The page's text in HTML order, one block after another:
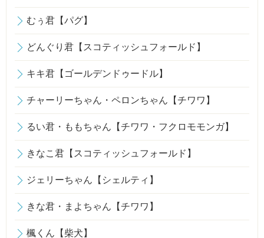
むぅ君【パグ】
どんぐり君【スコティッシュフォールド】
キキ君【ゴールデンドゥードル】
チャーリーちゃん・ペロンちゃん【チワワ】
るい君・ももちゃん【チワワ・フクロモモンガ】
きなこ君【スコティッシュフォールド】
ジェリーちゃん【シェルティ】
きな君・まよちゃん【チワワ】
楓くん【柴犬】